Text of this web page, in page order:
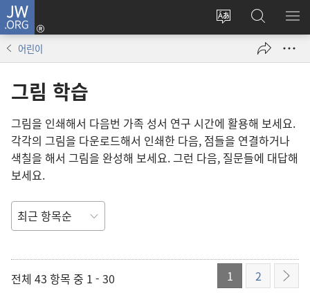
JW.ORG
사이트
변경
로그인
(새로운
열기)
JW.ORG
검색
메
어린이
그림 학습
그림을 인쇄해서 다음번 가족 성서 연구 시간에 활용해 보세요.
각각의 그림을 다운로드해서 인쇄한 다음, 점들을 연결하거나
색칠을 해서 그림을 완성해 보세요. 그런 다음, 질문들에 대답해
보세요.
정렬
전체 43 항목 중 1 - 30 1 2 다음